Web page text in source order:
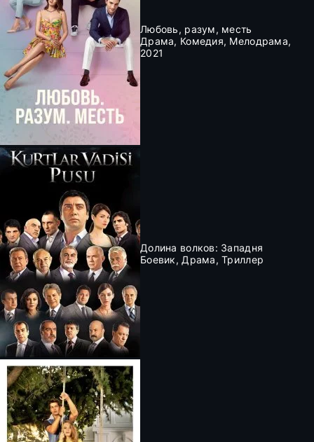
Любовь, разум, месть
Драма, Комедия, Мелодрама,
2021
Долина волков: Западня
Боевик, Драма, Триллер